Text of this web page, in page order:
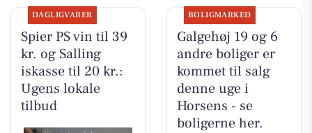
DAGLIGVARER
Spier PS vin til 39
kr. og Salling
iskasse til 20 kr.:
Ugens lokale
tilbud
BOLIGMARKED
Galgehøj 19 og 6
andre boliger er
kommet til salg
denne uge i
Horsens - se
boligerne her.